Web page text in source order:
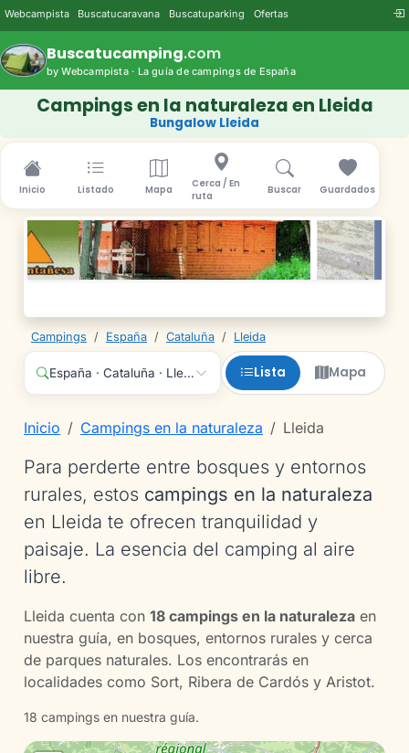
Webcampista Buscatucaravana Buscatuparking Ofertas
Buscatucamping.com
by Webcampista · La guía de campings de España
Campings en la naturaleza en Lleida
Bungalow Lleida
Inicio Listado Mapa
Cerca / En
ruta
Buscar Guardados
Campings / España / Cataluña / Lleida
España · Cataluña · Lleida · Cualquier servicio
Lista Mapa
Inicio Campings en la naturaleza Lleida
Para perderte entre bosques y entornos
rurales, estos campings en la naturaleza
en Lleida te ofrecen tranquilidad y
paisaje. La esencia del camping al aire
libre.
Lleida cuenta con 18 campings en la naturaleza en
nuestra guía, en bosques, entornos rurales y cerca
de parques naturales. Los encontrarás en
localidades como Sort, Ribera de Cardós y Aristot.
18 campings en nuestra guía.